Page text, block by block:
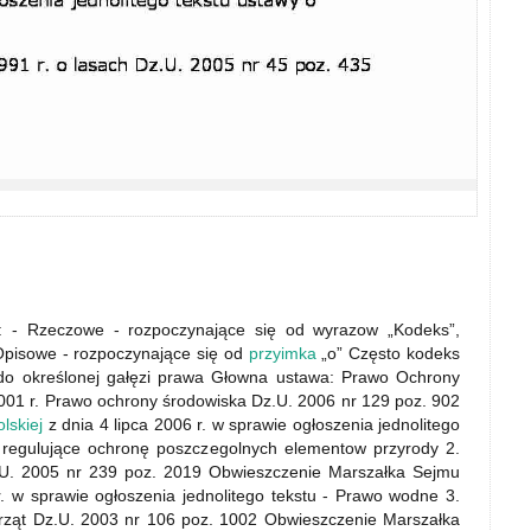
Rzeczowe - rozpoczynające się od wyrazow „Kodeks”,
- rozpoczynające się od przyimka „o” Często kodeks
określonej gałęzi prawa Głowna ustawa: Prawo Ochrony
r. Prawo ochrony środowiska Dz.U. 2006 nr 129 poz. 902
z dnia 4 lipca 2006 r. w sprawie ogłoszenia jednolitego
ochronę poszczegolnych elementow przyrody 2.
2005 nr 239 poz. 2019 Obwieszczenie Marszałka Sejmu
sprawie ogłoszenia jednolitego tekstu - Prawo wodne 3.
Dz.U. 2003 nr 106 poz. 1002 Obwieszczenie Marszałka